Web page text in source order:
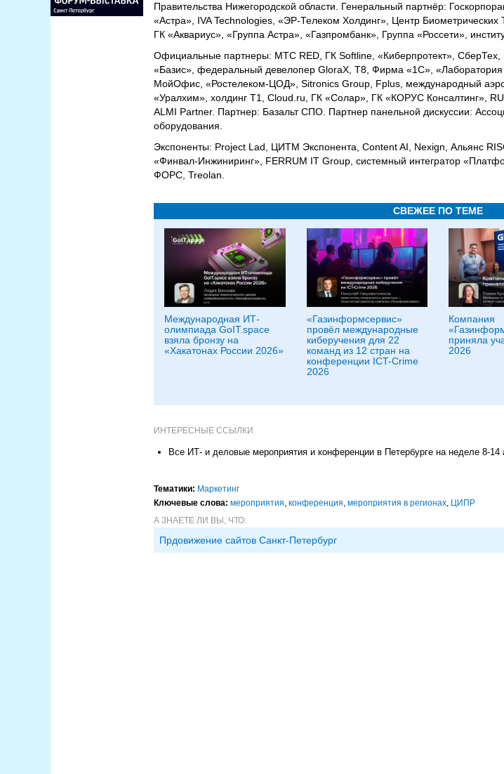
Правительства Нижегородской области. Генеральный партнёр:
«Астра», IVA Technologies, «ЭР-Телеком Холдинг», Центр
ГК «Аквариус», «Группа Астра», «Газпромбанк», Группа «Россети»,
Официальные партнеры: МТС RED, ГК Softline, «Киберпротект», СберТех,
«Базис», федеральный девелопер GloraX, Т8, Фирма «1С»,
МойОфис, «Ростелеком-ЦОД», Sitronics Group, Fplus, международный
«Уралхим», холдинг Т1, Cloud.ru, ГК «Солар», ГК «КОРУС Консалтинг»,
ALMI Partner. Партнер: Базальт СПО. Партнер панельной дискуссии:
оборудования.
Экспоненты: Project Lad, ЦИТМ Экспонента, Content AI, Nexign, Альянс
«Финвал-Инжиниринг», FERRUM IT Group, системный интегратор
ФОРС, Treolan.
СВЕЖЕЕ ПО ТЕМЕ
Международная ИТ-
олимпиада GoIT.space
взяла бронзу на
«Хакатонах России 2026»
«Газинформсервис»
провёл международные
киберучения для 22
команд из 12 стран на
конференции ICT-Crime
2026
Компания
приняла
2026
ИНТЕРЕСНЫЕ ССЫЛКИ
Все ИТ- и деловые мероприятия и конференции в Петербурге на неделе 8-14
Тематики: Маркетинг
Ключевые слова: мероприятия, конференция, мероприятия в регионах, ЦИПР
А ЗНАЕТЕ ЛИ ВЫ, ЧТО:
Прдовижение сайтов Санкт-Петербург